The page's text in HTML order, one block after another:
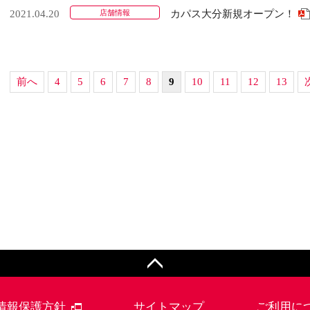
2021.04.20 店舗情報 カパス大分新規オープン！
前へ 4 5 6 7 8 9 10 11 12 13
報保護方針 サイトマップ ご利用に